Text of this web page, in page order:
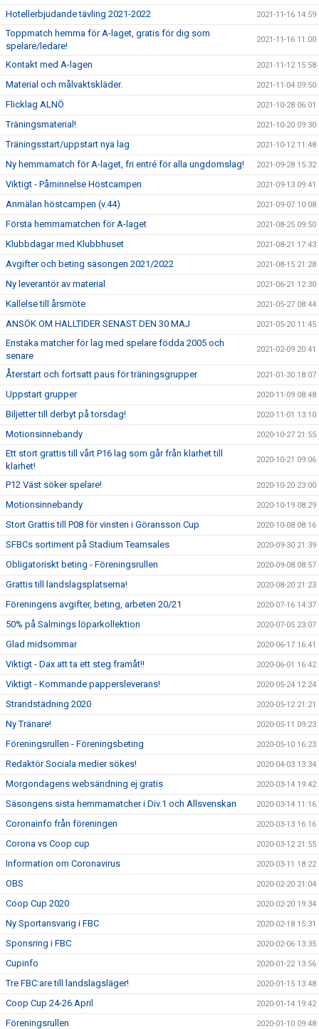
Hotellerbjudande tävling 2021-2022 2021-11-16 14:59
Toppmatch hemma för A-laget, gratis för dig som
spelare/ledare!
2021-11-16 11:00
Kontakt med A-lagen 2021-11-12 15:58
Material och målvaktskläder. 2021-11-04 09:50
Flicklag ALNÖ 2021-10-28 06:01
Träningsmaterial! 2021-10-20 09:30
Träningsstart/uppstart nya lag 2021-10-12 11:48
Ny hemmamatch för A-laget, fri entré för alla ungdomslag! 2021-09-28 15:32
Viktigt - Påminnelse Höstcampen 2021-09-13 09:41
Anmälan höstcampen (v.44) 2021-09-07 10:08
Första hemmamatchen för A-laget 2021-08-25 09:50
Klubbdagar med Klubbhuset 2021-08-21 17:43
Avgifter och beting säsongen 2021/2022 2021-08-15 21:28
Ny leverantör av material 2021-06-21 12:30
Kallelse till årsmöte 2021-05-27 08:44
ANSÖK OM HALLTIDER SENAST DEN 30 MAJ 2021-05-20 11:45
Enstaka matcher för lag med spelare födda 2005 och
senare
2021-02-09 20:41
Återstart och fortsatt paus för träningsgrupper 2021-01-30 18:07
Uppstart grupper 2020-11-09 08:48
Biljetter till derbyt på torsdag! 2020-11-01 13:10
Motionsinnebandy 2020-10-27 21:55
Ett stort grattis till vårt P16 lag som går från klarhet till
klarhet!
2020-10-21 09:06
P12 Väst söker spelare! 2020-10-20 23:00
Motionsinnebandy 2020-10-19 08:29
Stort Grattis till P08 för vinsten i Göransson Cup 2020-10-08 08:16
SFBCs sortiment på Stadium Teamsales 2020-09-30 21:39
Obligatoriskt beting - Föreningsrullen 2020-09-08 08:57
Grattis till landslagsplatserna! 2020-08-20 21:23
Föreningens avgifter, beting, arbeten 20/21 2020-07-16 14:37
50% på Salmings löparkollektion 2020-07-05 23:07
Glad midsommar 2020-06-17 16:41
Viktigt - Dax att ta ett steg framåt!! 2020-06-01 16:42
Viktigt - Kommande pappersleverans! 2020-05-24 12:24
Strandstädning 2020 2020-05-12 21:21
Ny Tränare! 2020-05-11 09:23
Föreningsrullen - Föreningsbeting 2020-05-10 16:23
Redaktör Sociala medier sökes! 2020-04-03 13:34
Morgondagens websändning ej gratis 2020-03-14 19:42
Säsongens sista hemmamatcher i Div.1 och Allsvenskan 2020-03-14 11:16
Coronainfo från föreningen 2020-03-13 16:16
Corona vs Coop cup 2020-03-12 21:55
Information om Coronavirus 2020-03-11 18:22
OBS 2020-02-20 21:04
Coop Cup 2020 2020-02-20 19:34
Ny Sportansvarig i FBC 2020-02-18 15:31
Sponsring i FBC 2020-02-06 13:35
Cupinfo 2020-01-22 13:56
Tre FBC:are till landslagsläger! 2020-01-15 13:48
Coop Cup 24-26 April 2020-01-14 19:42
Föreningsrullen 2020-01-10 09:48